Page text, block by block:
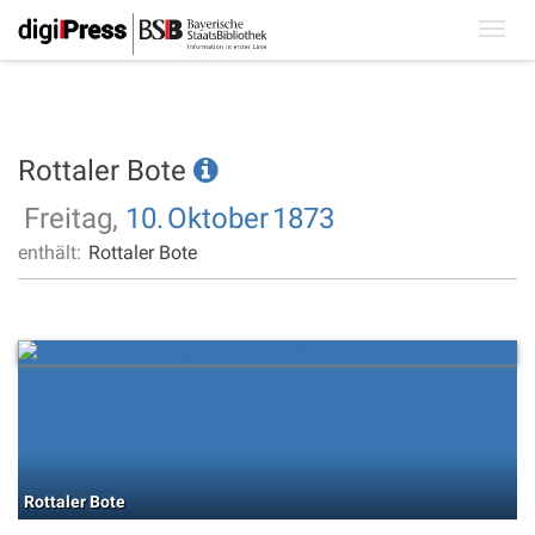
Rottaler Bote
Freitag, 10.Oktober1873
enthält: Rottaler Bote
Rottaler Bote